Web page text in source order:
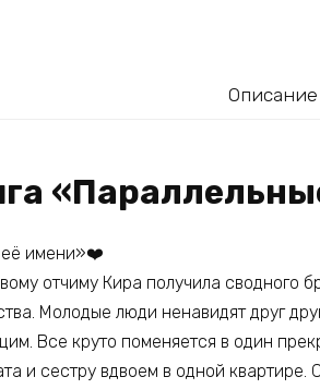
Описание
имени»❤️
отчиму Кира получила сводного
Молодые люди ненавидят друг
Все круто поменяется в один
и сестру вдвоем в одной